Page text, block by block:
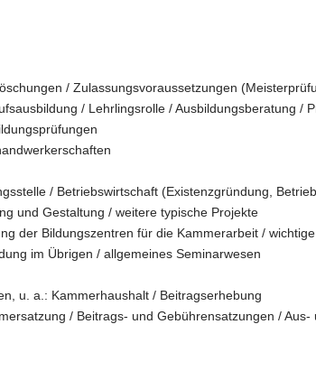
/ Zulassungsvoraussetzungen
/ Lehrlingsrolle / Ausbildungsberatung
/ Betriebswirtschaft (Existenzgründung,
und Gestaltung / weitere typische Projekte
der Bildungszentren für die Kammerarbeit /
im Übrigen / allgemeines Seminarwesen
u. a.: Kammerhaushalt / Beitragserhebung
/ Beitrags- und Gebührensatzungen /